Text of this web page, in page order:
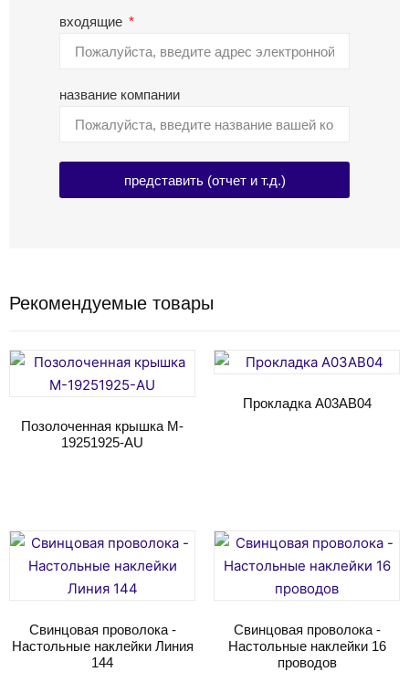
входящие
название компании
представить (отчет и т.д.)
Рекомендуемые товары
Позолоченная крышка M-
19251925-AU
Прокладка A03AB04
Свинцовая проволока -
Настольные наклейки Линия
144
Свинцовая проволока -
Настольные наклейки 16
проводов